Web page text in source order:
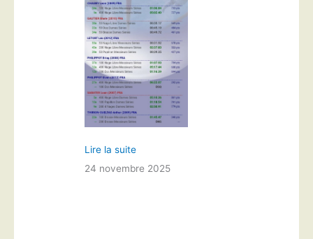
Lire la suite
24 novembre 2025